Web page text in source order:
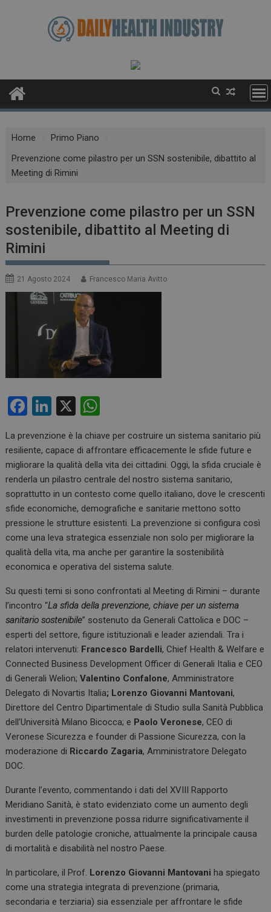
Home
Primo Piano
Prevenzione come pilastro per un SSN sostenibile, dibattito al
Meeting di Rimini
Prevenzione come pilastro per un SSN
sostenibile, dibattito al Meeting di
Rimini
21 Agosto 2024 Francesco Maria Avitto
F
ce
b
o
o
k
Li
ke
dI
n
X
at
s
A
p
p
La prevenzione è la chiave per costruire un sistema sanitario più
resiliente, capace di affrontare efficacemente le sfide future e
migliorare la qualità della vita dei cittadini. Oggi, la sfida cruciale è
renderla un pilastro centrale del nostro sistema sanitario,
soprattutto in un contesto come quello italiano, dove le crescenti
sfide economiche, demografiche e sanitarie mettono sotto
pressione le strutture esistenti. La prevenzione si configura così
come una leva strategica essenziale non solo per migliorare la
qualità della vita, ma anche per garantire la sostenibilità
economica e operativa del sistema salute.
Su questi temi si sono confrontati al Meeting di Rimini – durante
l’incontro “La sfida della prevenzione, chiave per un sistema
sanitario sostenibile” sostenuto da Generali Cattolica e DOC –
esperti del settore, figure istituzionali e leader aziendali. Tra i
relatori intervenuti: Francesco Bardelli, Chief Health & Welfare e
Connected Business Development Officer di Generali Italia e CEO
di Generali Welion;Valentino Confalone, Amministratore
Delegato di Novartis Italia; Lorenzo Giovanni Mantovani,
Direttore del Centro Dipartimentale di Studio sulla Sanità Pubblica
dell’Università Milano Bicocca; e Paolo Veronese, CEO di
Veronese Sicurezza e founder di Passione Sicurezza, con la
moderazione di Riccardo Zagaria, Amministratore Delegato
DOC.
Durante l’evento, commentando i dati del XVIII Rapporto
Meridiano Sanità, è stato evidenziato come un aumento degli
investimenti in prevenzione possa ridurre significativamente il
burden delle patologie croniche, attualmente la principale causa
di mortalità e disabilità nel nostro Paese.
In particolare, il Prof. Lorenzo Giovanni Mantovani ha spiegato
come una strategia integrata di prevenzione (primaria,
secondaria e terziaria) sia essenziale per affrontare le sfide